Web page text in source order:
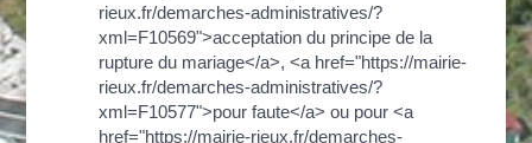
rieux.fr/demarches-administratives/?
xml=F10569">acceptation du principe de la
rupture du mariage</a>, <a href="https://mairie-
rieux.fr/demarches-administratives/?
xml=F10577">pour faute</a> ou pour <a
href="https://mairie-rieux.fr/demarches-